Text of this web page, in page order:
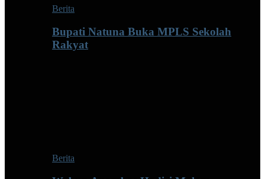
Berita
Bupati Natuna Buka MPLS Sekolah
Rakyat
Berita